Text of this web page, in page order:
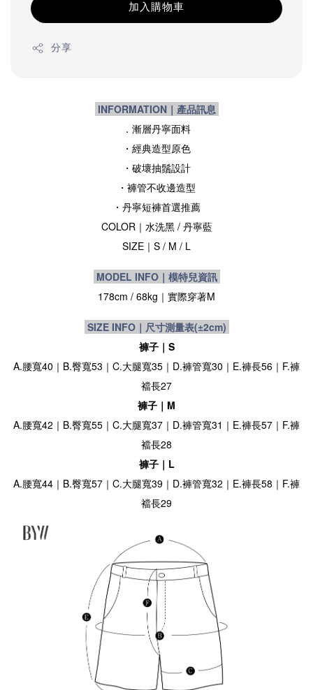
加入購物車
分享
INFORMATION｜產品訊息
．漸層丹寧面料
・經典造型原色
・破壞抽鬚設計
・褲管不收邊造型
・丹寧短褲首選推薦
COLOR ｜水洗黑/ 丹寧藍
SIZE ｜S / M / L
MODEL INFO｜模特兒資訊
178cm / 68kg｜實際穿著M
SIZE INFO｜尺寸測量表(±2cm)
褲子｜S
A.腰寬40｜B.臀寬53｜C.大腿寬35｜D.褲管寬30｜E.褲長56｜F.褲
襠長27
褲子｜M
A.腰寬42｜B.臀寬55｜C.大腿寬37｜D.褲管寬31｜E.褲長57｜F.褲
襠長28
褲子｜L
A.腰寬44｜B.臀寬57｜C.大腿寬39｜D.褲管寬32｜E.褲長58｜F.褲
襠長29